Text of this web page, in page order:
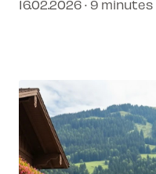
16.02.2026 · 9 minutes